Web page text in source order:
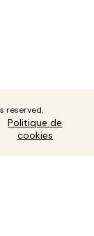
reserved.
Politique de
cookies